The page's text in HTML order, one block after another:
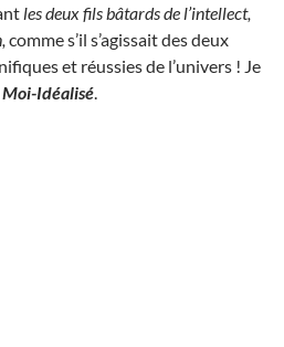
les deux fils bâtards de l’intellect,
comme s’il s’agissait des deux
et réussies de l’univers ! Je
Moi-Idéalisé